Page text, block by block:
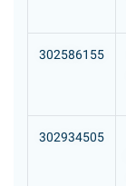
302586155
302934505